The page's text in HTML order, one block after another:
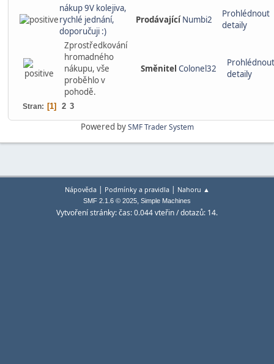
nákup 9V kolejiva,
rychlé jednání,
doporučuji :)
Prodávající Numbi2
Prohlédnout
detaily
Zprostředkování
hromadného
nákupu, vše
proběhlo v
pohodě.
Směnitel Colonel32
Prohlédnout
detaily
Stran 1 2 3
Powered bySMF Trader System
Nápověda| Podmínky a pravidla| Nahoru ▲
SMF 2.1.6 © 2025, Simple Machines
Vytvoření stránky: čas: 0.044 vteřin / dotazů: 14.